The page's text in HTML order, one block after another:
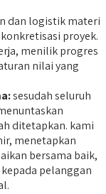
dan logistik materi
proyek.
menilik progres
nilai yang
sesudah seluruh
ditetapkan. kami
menetapkan
bersama baik,
pelanggan